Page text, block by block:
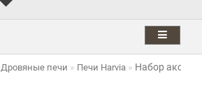
Дровяные печи Печи Harvia Набор